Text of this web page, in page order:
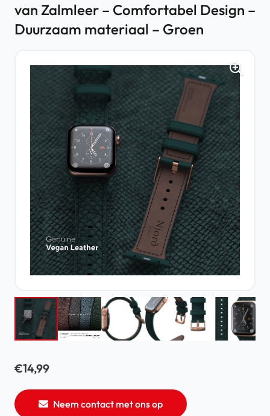
van Zalmleer – Comfortabel Design –
Duurzaam materiaal – Groen
€14,99
Neem contact met ons op